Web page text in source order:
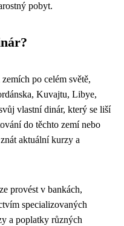
pobyt.
po celém světě,
Kuvajtu, Libye,
vlastní dinár, který se liší
do těchto zemí nebo
aktuální kurzy a
provést v bankách,
specializovaných
a poplatky různých